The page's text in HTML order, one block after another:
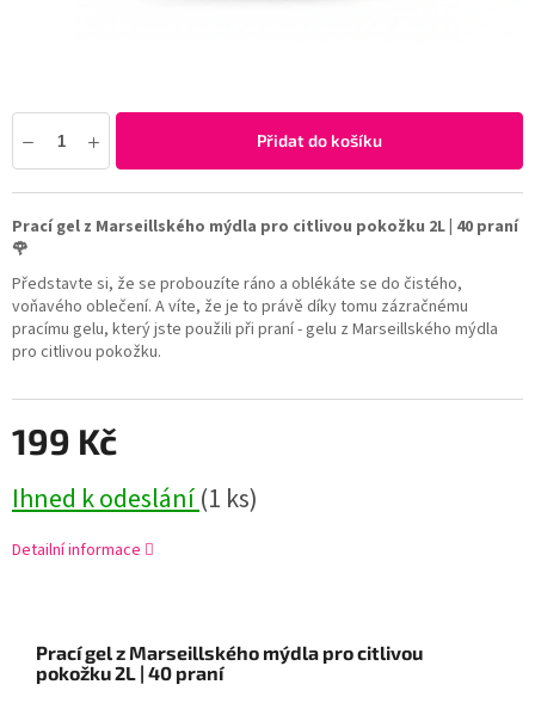
199 Kč
Ihned k odeslání(1 ks)
Přidat do košíku
Prací gel z Marseillského mýdla pro citlivou pokožku 2L | 40 praní
🌹
Představte si, že se probouzíte ráno a oblékáte se do čistého,
voňavého oblečení. A víte, že je to právě díky tomu zázračnému
pracímu gelu, který jste použili při praní - gelu z Marseillského mýdla
pro citlivou pokožku.
Detailní informace
Prací gel z Marseillského mýdla pro citlivou
pokožku 2L | 40 praní